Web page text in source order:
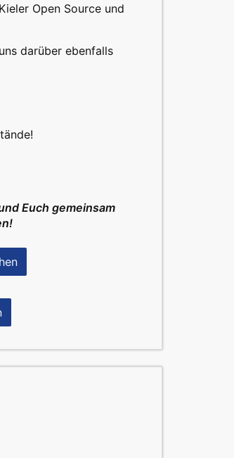
Open Source und
darüber ebenfalls
Euch gemeinsam